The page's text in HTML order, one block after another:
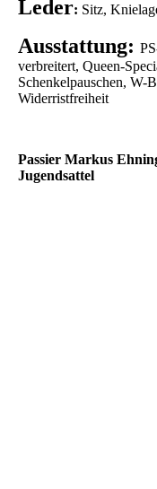
Leder: Sitz,
Ausstattung:
verbreitert, Queen-
Schenkelpauschen, W-
Widerristfreiheit
Passier
Jugendsattel